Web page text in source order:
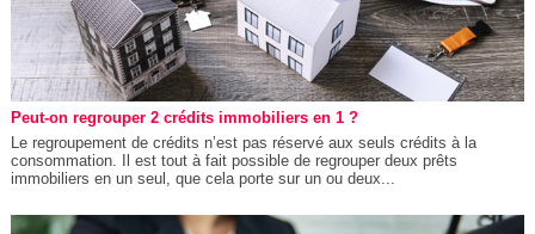
Peut-on regrouper 2 crédits immobiliers en 1 ?
Le regroupement de crédits n’est pas réservé aux seuls crédits à la
consommation. Il est tout à fait possible de regrouper deux prêts
immobiliers en un seul, que cela porte sur un ou deux...